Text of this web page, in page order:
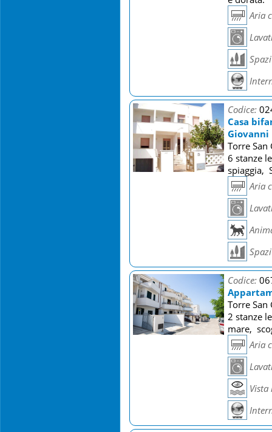
Aria
Codice:
Casa
Giovanni
Torre
6 stanze
spiaggia,
Aria
Codice:
Torre
2 stanze
mare,
Aria
Vista